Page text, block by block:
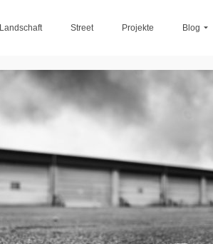
Landschaft Street Projekte Blog